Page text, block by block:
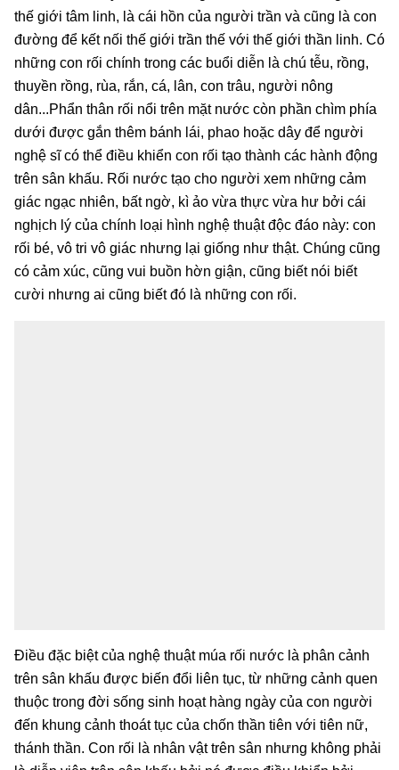
thế giới tâm linh, là cái hồn của người trần và cũng là con
đường để kết nối thế giới trần thế với thế giới thần linh. Có
những con rối chính trong các buổi diễn là chú tễu, rồng,
thuyền rồng, rùa, rắn, cá, lân, con trâu, người nông
dân...Phẩn thân rối nổi trên mặt nước còn phần chìm phía
dưới được gắn thêm bánh lái, phao hoặc dây để người
nghệ sĩ có thể điều khiển con rối tạo thành các hành động
trên sân khấu. Rối nước tạo cho người xem những cảm
giác ngạc nhiên, bất ngờ, kì ảo vừa thực vừa hư bởi cái
nghịch lý của chính loại hình nghệ thuật độc đáo này: con
rối bé, vô tri vô giác nhưng lại giống như thật. Chúng cũng
có cảm xúc, cũng vui buồn hờn giận, cũng biết nói biết
cười nhưng ai cũng biết đó là những con rối.
Điều đặc biệt của nghệ thuật múa rối nước là phân cảnh
trên sân khấu được biến đổi liên tục, từ những cảnh quen
thuộc trong đời sống sinh hoạt hàng ngày của con người
đến khung cảnh thoát tục của chốn thần tiên với tiên nữ,
thánh thần. Con rối là nhân vật trên sân nhưng không phải